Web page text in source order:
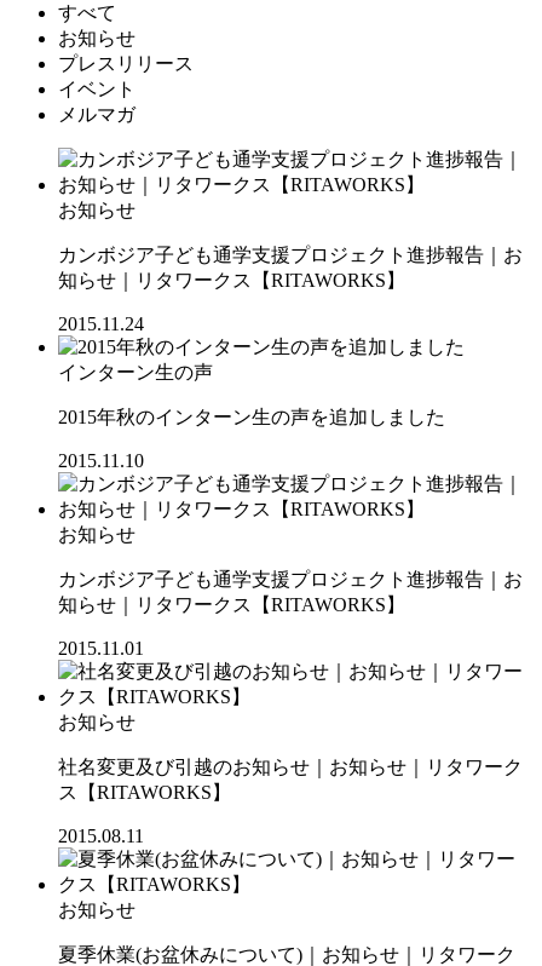
すべて
お知らせ
プレスリリース
イベント
メルマガ
お知らせ
カンボジア子ども通学支援プロジェクト進捗報告｜お
知らせ｜リタワークス【RITAWORKS】
2015.11.24
インターン生の声
2015年秋のインターン生の声を追加しました
2015.11.10
お知らせ
カンボジア子ども通学支援プロジェクト進捗報告｜お
知らせ｜リタワークス【RITAWORKS】
2015.11.01
お知らせ
社名変更及び引越のお知らせ｜お知らせ｜リタワーク
ス【RITAWORKS】
2015.08.11
お知らせ
夏季休業(お盆休みについて)｜お知らせ｜リタワーク